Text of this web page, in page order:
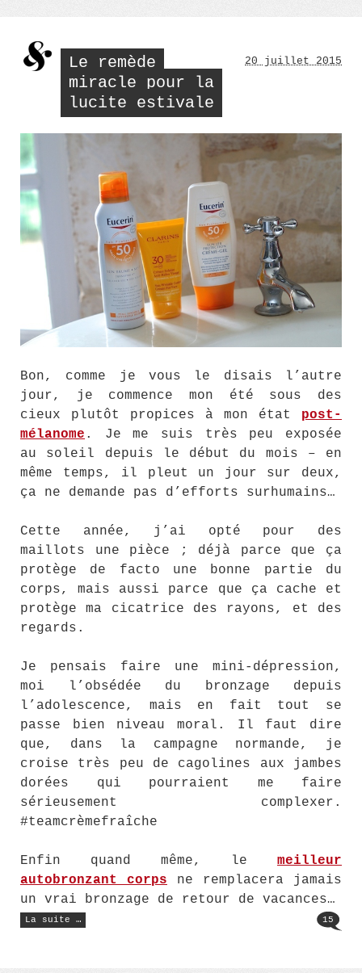
Le remède
miracle pour la
lucite estivale
20 juillet 2015
Bon, comme je vous le disais l’autre
jour, je commence mon été sous des
cieux plutôt propices à mon état post-
mélanome . Je me suis très peu exposée
au soleil depuis le début du mois – en
même temps, il pleut un jour sur deux,
ça ne demande pas d’efforts surhumains…
Cette année, j’ai opté pour des
maillots une pièce ; déjà parce que ça
protège de facto une bonne partie du
corps, mais aussi parce que ça cache et
protège ma cicatrice des rayons, et des
regards.
Je pensais faire une mini-dépression,
moi l’obsédée du bronzage depuis
l’adolescence, mais en fait tout se
passe bien niveau moral. Il faut dire
que, dans la campagne normande, je
croise très peu de cagolines aux jambes
dorées qui pourraient me faire
sérieusement complexer.
#teamcrèmefraîche
Enfin quand même, le meilleur
autobronzant corps ne remplacera jamais
un vrai bronzage de retour de vacances…
La suite …
« Le
remède
15